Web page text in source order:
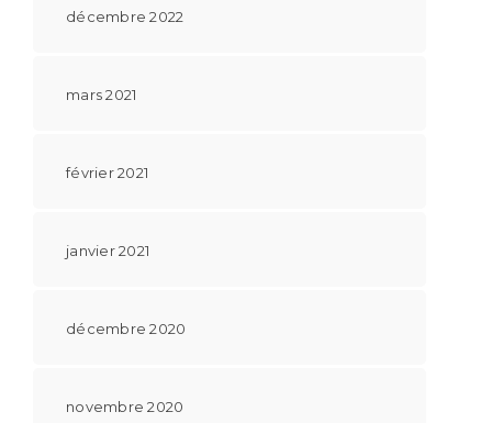
décembre 2022
mars 2021
février 2021
janvier 2021
décembre 2020
novembre 2020